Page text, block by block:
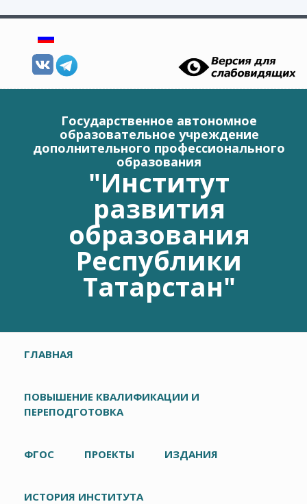
Государственное автономное
образовательное учреждение
дополнительного профессионального
образования
"Институт
развития
образования
Республики
Татарстан"
Главное меню
ГЛАВНАЯ
ПОВЫШЕНИЕ КВАЛИФИКАЦИИ И
ПЕРЕПОДГОТОВКА
ФГОС ПРОЕКТЫ ИЗДАНИЯ
ИСТОРИЯ ИНСТИТУТА